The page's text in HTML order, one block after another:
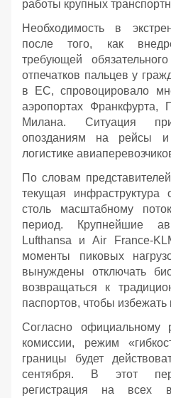
работы крупных
Необходимость в
после того, как
требующей
отпечатков пальцев у
в ЕС, спровоцировало
аэропортах Франкфурта,
Милана. Ситуация
опозданиям на рейсы
логистике
По словам
текущая инфраструктура
столь масштабному
период. Крупнейшие
Lufthansa и Air France-
моменты пиковых
вынуждены отключать
возвращаться к
паспортов, чтобы избежать
Согласно официальному
комиссии, режим
границы будет
сентября. В этот
регистрация на всех